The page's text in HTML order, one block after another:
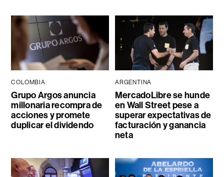
COLOMBIA
Grupo Argos anuncia
millonaria recompra de
acciones y promete
duplicar el dividendo
ARGENTINA
MercadoLibre se hunde
en Wall Street pese a
superar expectativas de
facturación y ganancia
neta